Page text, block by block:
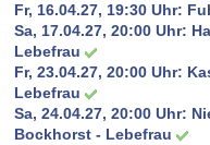
Fr, 16.04.27, 19:30 Uhr:
Sa, 17.04.27, 20:00 Uhr:
Lebefrau
Fr, 23.04.27, 20:00 Uhr:
Lebefrau
Sa, 24.04.27, 20:00 Uhr:
Bockhorst - Lebefrau